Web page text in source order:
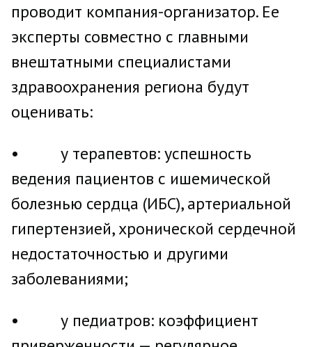
проводит компания-организатор. Ее
эксперты совместно с главными
внештатными специалистами
здравоохранения региона будут
оценивать:
• у терапевтов: успешность
ведения пациентов с ишемической
болезнью сердца (ИБС), артериальной
гипертензией, хронической сердечной
недостаточностью и другими
заболеваниями;
• у педиатров: коэффициент